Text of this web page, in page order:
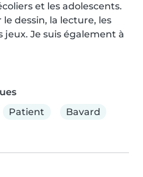
et les adolescents.
dessin, la lecture, les
Je suis également à
Patient Bavard